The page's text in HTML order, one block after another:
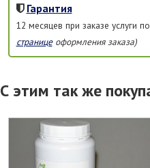
Гарантия
12 месяцев при заказе услуги
страницеоформления заказа)
С этим так же